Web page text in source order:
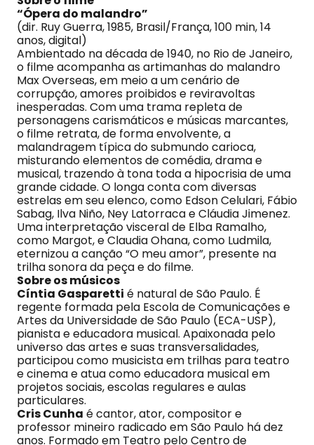
“Ópera do malandro”
(dir. Ruy Guerra, 1985, Brasil/França, 100 min, 14
anos, digital)
Ambientado na década de 1940, no Rio de Janeiro,
o filme acompanha as artimanhas do malandro
Max Overseas, em meio a um cenário de
corrupção, amores proibidos e reviravoltas
inesperadas. Com uma trama repleta de
personagens carismáticos e músicas marcantes,
o filme retrata, de forma envolvente, a
malandragem típica do submundo carioca,
misturando elementos de comédia, drama e
musical, trazendo à tona toda a hipocrisia de uma
grande cidade. O longa conta com diversas
estrelas em seu elenco, como Edson Celulari, Fábio
Sabag, Ilva Niño, Ney Latorraca e Cláudia Jimenez.
Uma interpretação visceral de Elba Ramalho,
como Margot, e Claudia Ohana, como Ludmila,
eternizou a canção “O meu amor”, presente na
trilha sonora da peça e do filme.
Sobre os músicos
Cíntia Gasparetti é natural de São Paulo. É
regente formada pela Escola de Comunicações e
Artes da Universidade de São Paulo (ECA-USP),
pianista e educadora musical. Apaixonada pelo
universo das artes e suas transversalidades,
participou como musicista em trilhas para teatro
e cinema e atua como educadora musical em
projetos sociais, escolas regulares e aulas
particulares.
Cris Cunha é cantor, ator, compositor e
professor mineiro radicado em São Paulo há dez
anos. Formado em Teatro pelo Centro de